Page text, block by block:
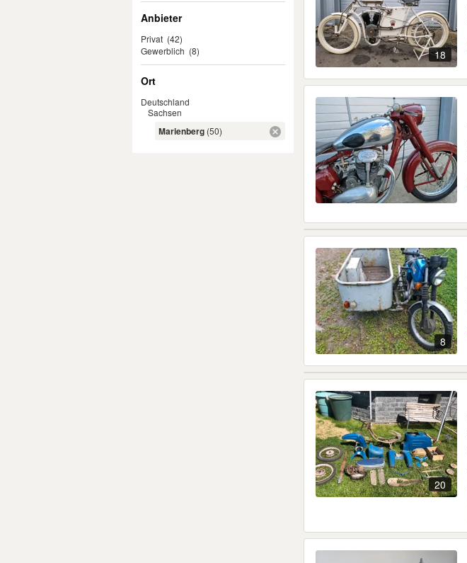
Anbieter
Privat (42)
Gewerblich (8)
Ort
Deutschland
Sachsen
Marienberg (50)
18
8
20